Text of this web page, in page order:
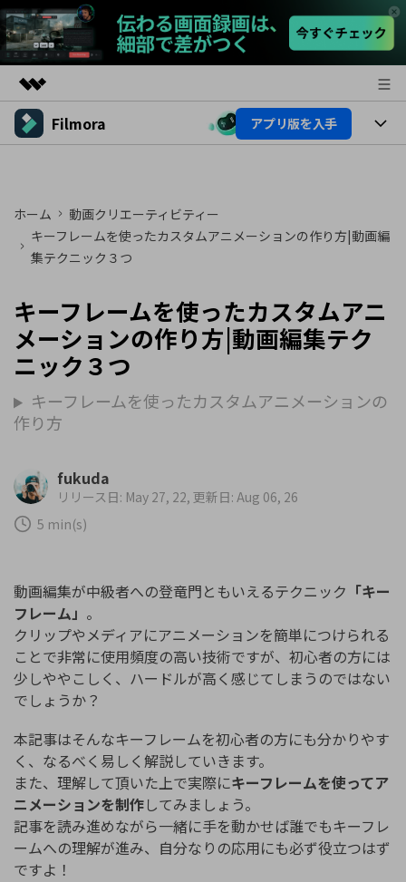
製品
ソリューション
企業情報
プラン＆価格
サポート
Filmora アプリ版を入手
プラットフォーム
製品機能
AI機能
AI機能
活用法
Filmoraのユーザー層
ビデオソリューション
動画編集関連知識
動画編集のコツ
サポート
サポート
カスタマーサポート
ブランド紹介
購入する ログイン
検索
ホーム
動画クリエーティビティー
キーフレームを使ったカスタムアニメーションの作り方|動画編
集テクニック３つ
キーフレームを使ったカスタムアニ
メーションの作り方|動画編集テク
ニック３つ
キーフレームを使ったカスタムアニメーションの
作り方
fukuda
リリース日: May 27, 22, 更新日: Aug 06, 26
5 min(s)
動画編集が中級者への登竜門ともいえるテクニック 「キー
フレーム」 。
クリップやメディアにアニメーションを簡単につけられる
ことで非常に使用頻度の高い技術ですが、初心者の方には
少しややこしく、ハードルが高く感じてしまうのではない
でしょうか？
本記事はそんなキーフレームを初心者の方にも分かりやす
く、なるべく易しく解説していきます。
また、理解して頂いた上で実際にキーフレームを使ってア
ニメーションを制作してみましょう。
記事を読み進めながら一緒に手を動かせば誰でもキーフレ
ームへの理解が進み、自分なりの応用にも必ず役立つはず
ですよ！